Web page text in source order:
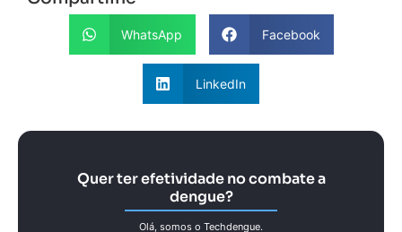
WhatsApp Facebook
LinkedIn
Quer ter efetividade no combate a
dengue?
Olá, somos o Techdengue.